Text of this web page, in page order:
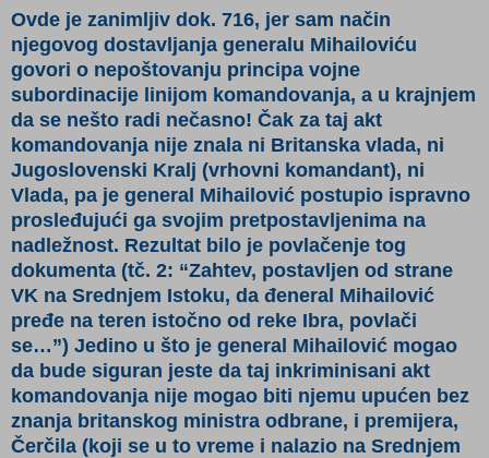
Ovde je zanimljiv dok. 716, jer sam način
njegovog dostavljanja generalu Mihailoviću
govori o nepoštovanju principa vojne
subordinacije linijom komandovanja, a u krajnjem
da se nešto radi nečasno! Čak za taj akt
komandovanja nije znala ni Britanska vlada, ni
Jugoslovenski Kralj (vrhovni komandant), ni
Vlada, pa je general Mihailović postupio ispravno
prosleđujući ga svojim pretpostavljenima na
nadležnost. Rezultat bilo je povlačenje tog
dokumenta (tč. 2: “Zahtev, postavljen od strane
VK na Srednjem Istoku, da đeneral Mihailović
pređe na teren istočno od reke Ibra, povlači
se…”) Jedino u što je general Mihailović mogao
da bude siguran jeste da taj inkriminisani akt
komandovanja nije mogao biti njemu upućen bez
znanja britanskog ministra odbrane, i premijera,
Čerčila (koji se u to vreme i nalazio na Srednjem